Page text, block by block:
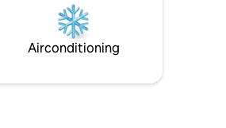
schoonheid. Onze
medewerkers zorgen
vakantie onvergetelijk is en
aan om aan je behoeften te
Airconditioning